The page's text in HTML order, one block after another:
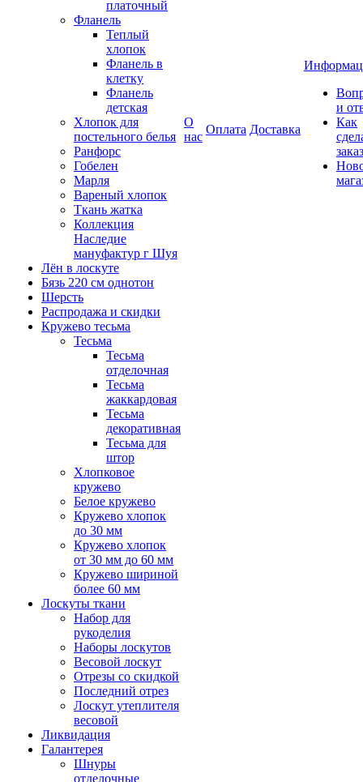
платочный
Фланель
Теплый
хлопок
Фланель в
клетку
Фланель
детская
Хлопок для
постельного белья
Ранфорс
Гобелен
Марля
Вареный хлопок
Ткань жатка
Коллекция
Наследие
мануфактур г Шуя
Лён в лоскуте
Бязь 220 см однотон
Шерсть
Распродажа и скидки
Кружево тесьма
Тесьма
Тесьма
отделочная
Тесьма
жаккардовая
Тесьма
декоративная
Тесьма для
штор
Хлопковое
кружево
Белое кружево
Кружево хлопок
до 30 мм
Кружево хлопок
от 30 мм до 60 мм
Кружево шириной
более 60 мм
Лоскуты ткани
Набор для
рукоделия
Наборы лоскутов
Весовой лоскут
Отрезы со скидкой
Последний отрез
Лоскут утеплителя
весовой
Ликвидация
Галантерея
Шнуры
отделочные
О
нас
Оплата Доставка
и
Как
заказ